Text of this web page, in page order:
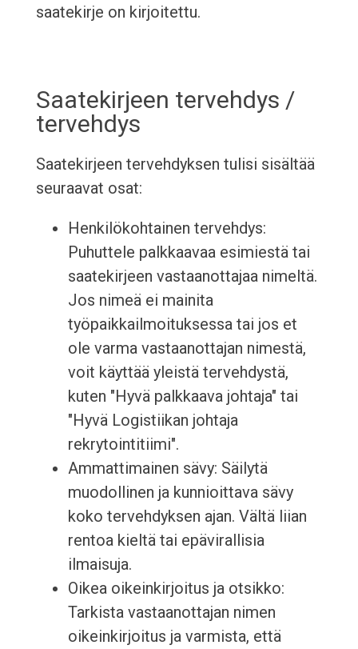
saatekirje on kirjoitettu.
Saatekirjeen tervehdys /
tervehdys
Saatekirjeen tervehdyksen tulisi sisältää
seuraavat osat:
Henkilökohtainen tervehdys:
Puhuttele palkkaavaa esimiestä tai
saatekirjeen vastaanottajaa nimeltä.
Jos nimeä ei mainita
työpaikkailmoituksessa tai jos et
ole varma vastaanottajan nimestä,
voit käyttää yleistä tervehdystä,
kuten "Hyvä palkkaava johtaja" tai
"Hyvä Logistiikan johtaja
rekrytointitiimi".
Ammattimainen sävy: Säilytä
muodollinen ja kunnioittava sävy
koko tervehdyksen ajan. Vältä liian
rentoa kieltä tai epävirallisia
ilmaisuja.
Oikea oikeinkirjoitus ja otsikko:
Tarkista vastaanottajan nimen
oikeinkirjoitus ja varmista, että